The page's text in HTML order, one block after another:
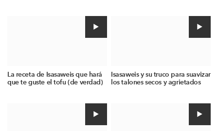
La receta de Isasaweis que hará
que te guste el tofu (de verdad)
Isasaweis y su truco para suavizar
los talones secos y agrietados